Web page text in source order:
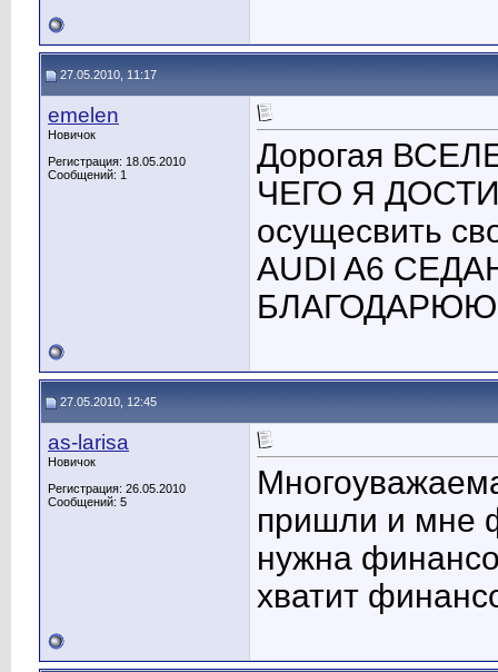
27.05.2010, 11:17
emelen
Новичок
Регистрация: 18.05.2010
Сообщений: 1
Дорогая
ЧЕГО Я
осущесвить
AUDI A6
27.05.2010, 12:45
as-larisa
Новичок
Регистрация: 26.05.2010
Сообщений: 5
пришли и мне
нужна
хватит